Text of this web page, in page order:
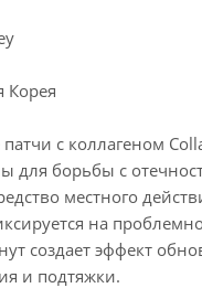
Корея
с коллагеном
для борьбы с
местного
на
создает эффект
и подтяжки.